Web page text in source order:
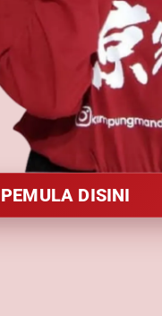
DISINI